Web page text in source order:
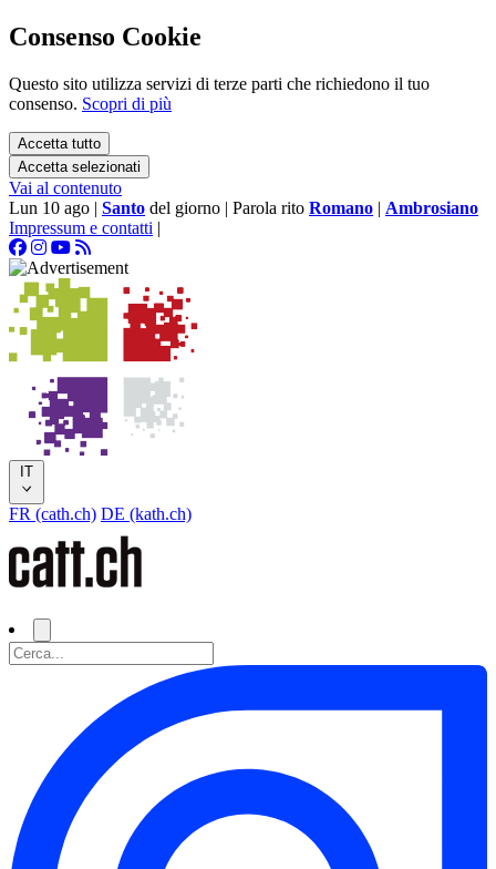
Consenso Cookie
Questo sito utilizza servizi di terze parti che richiedono il tuo
consenso. Scopri di più
Accetta tutto
Accetta selezionati
Vai al contenuto
Lun 10 ago | Santo del giorno | Parola rito Romano | Ambrosiano
Impressum e contatti |
IT
FR (cath.ch) DE (kath.ch)